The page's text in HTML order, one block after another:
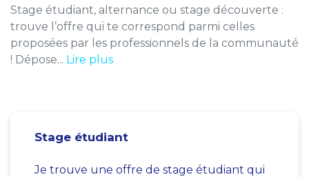
Stage étudiant, alternance ou stage découverte :
trouve l’offre qui te correspond parmi celles
proposées par les professionnels de la communauté
! Dépose... Lire plus
Stage étudiant
Je trouve une offre de stage étudiant qui